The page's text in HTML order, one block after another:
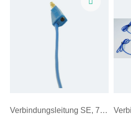
Verbindungsleitung SE, 75 cm, blau